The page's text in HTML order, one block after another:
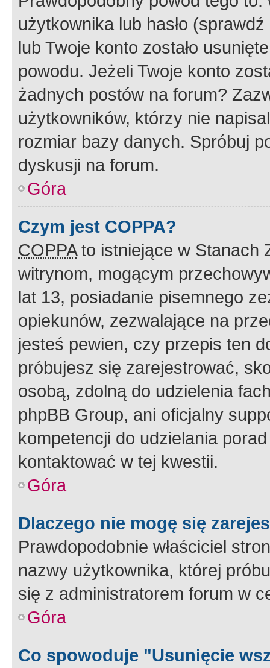
użytkownika lub hasło
lub Twoje konto zostało
powodu. Jeżeli Twoje konto
żadnych postów na forum?
użytkowników, którzy nie
rozmiar bazy danych. Spróbuj
dyskusji na forum.
Góra
Czym jest COPPA?
COPPAto istniejące w Stanach
witrynom, mogącym
lat 13, posiadanie pisemnego
opiekunów, zezwalające na
jesteś pewien, czy przepis ten
próbujesz się zarejestrować,
osobą, zdolną do udzielenia
phpBB Group, ani oficjalny
kompetencji do udzielania
kontaktować w tej kwestii.
Góra
Dlaczego nie mogę się
Prawdopodobnie właściciel
nazwy użytkownika, której
się z administratorem forum w
Góra
Co spowoduje "Usunięcie